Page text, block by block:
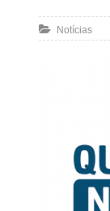
Notícias